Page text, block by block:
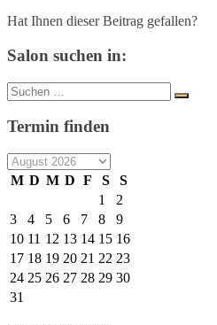
Hat Ihnen dieser Beitrag gefallen?
Salon suchen in:
Suche
nach:
Suchen
Termin finden
M D M D F S
S
1
2
3
4 5 6 7 8
9
10 11 12 13 14 15 16
17 18 19 20 21 22 23
24 25 26 27 28 29 30
31